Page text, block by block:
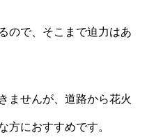
ので、そこまで迫力はあ
ませんが、道路から花火
方におすすめです。